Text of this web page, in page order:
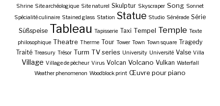
Shrine Site archéologique Site naturel Skulptur Skyscraper Song Sonnet
Spécialité culinaire Stained glass Station Statue Studio Sénérade Série
Süßspeise Tableau Tapisserie Taxi Tempel Temple Texte
philosophique Theatre Therme Tour Tower Town Town square Tragedy
Traité Treasury Trésor Turm TV series University Université Valse Villa
Village Village de pêcheur Virus Volcan Volcano Vulkan Waterfall
Weather phenomenon Woodblock print Œuvre pour piano